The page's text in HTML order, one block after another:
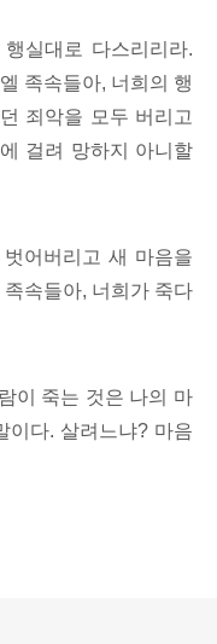
실대로 다스리리라.
족속들아, 너희의 행
죄악을 모두 버리고
걸려 망하지 아니할
어버리고 새 마음을
속들아, 너희가 죽다
이 죽는 것은 나의 마
이다. 살려느냐? 마음